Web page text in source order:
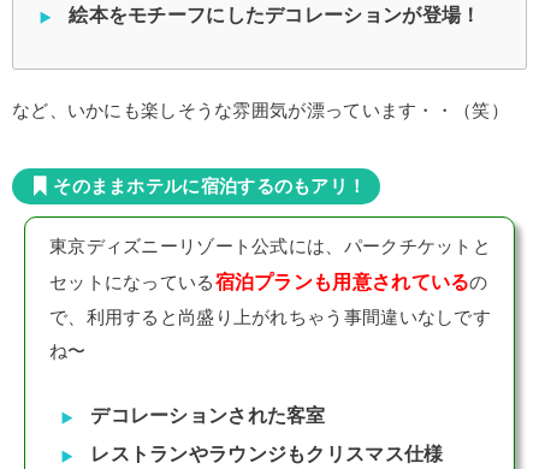
絵本をモチーフにしたデコレーションが登場！
など、いかにも楽しそうな雰囲気が漂っています・・（笑）
そのままホテルに宿泊するのもアリ！
東京ディズニーリゾート公式には、パークチケットと
セットになっている宿泊プランも用意されているの
で、利用すると尚盛り上がれちゃう事間違いなしです
ね〜
デコレーションされた客室
レストランやラウンジもクリスマス仕様